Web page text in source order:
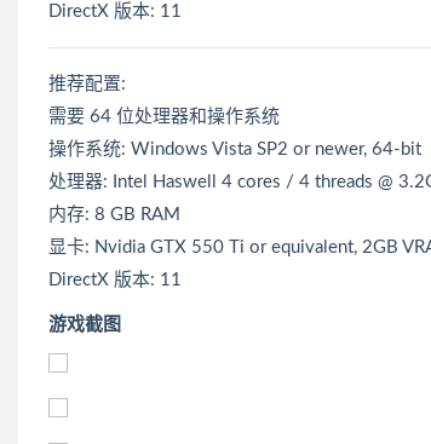
DirectX 版本: 11
推荐配置:
需要 64 位处理器和操作系统
操作系统: Windows Vista SP2 or newer, 64-bit
处理器: Intel Haswell 4 cores / 4 threads @
内存: 8 GB RAM
显卡: Nvidia GTX 550 Ti or equivalent, 2GB
DirectX 版本: 11
游戏截图